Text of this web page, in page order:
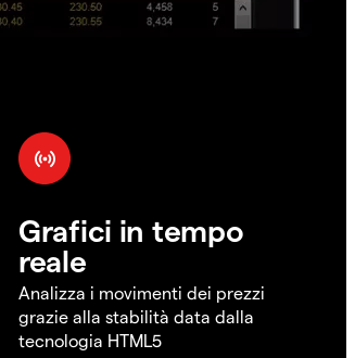
Grafici in tempo
reale
Analizza i movimenti dei prezzi
grazie alla stabilità data dalla
tecnologia HTML5